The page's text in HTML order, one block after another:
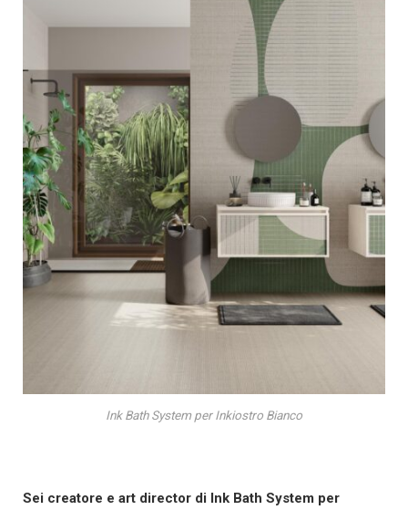
Ink Bath System per Inkiostro Bianco
Sei creatore e art director di Ink Bath System per